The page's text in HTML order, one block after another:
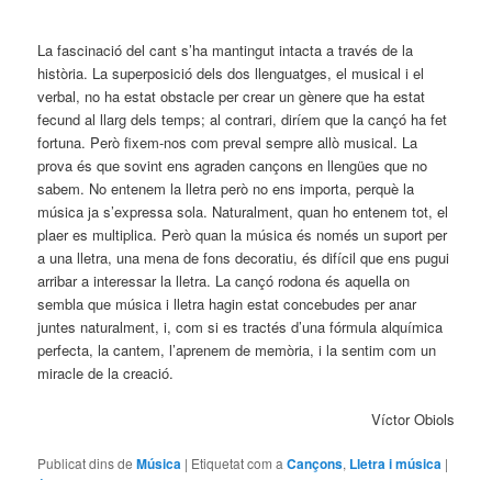
La fascinació del cant s’ha mantingut intacta a través de la
història. La superposició dels dos llenguatges, el musical i el
verbal, no ha estat obstacle per crear un gènere que ha estat
fecund al llarg dels temps; al contrari, diríem que la cançó ha fet
fortuna. Però fixem-nos com preval sempre allò musical. La
prova és que sovint ens agraden cançons en llengües que no
sabem. No entenem la lletra però no ens importa, perquè la
música ja s’expressa sola. Naturalment, quan ho entenem tot, el
plaer es multiplica. Però quan la música és només un suport per
a una lletra, una mena de fons decoratiu, és difícil que ens pugui
arribar a interessar la lletra. La cançó rodona és aquella on
sembla que música i lletra hagin estat concebudes per anar
juntes naturalment, i, com si es tractés d’una fórmula alquímica
perfecta, la cantem, l’aprenem de memòria, i la sentim com un
miracle de la creació.
Víctor Obiols
Publicat dins de Música | Etiquetat com a Cançons, Lletra i música |